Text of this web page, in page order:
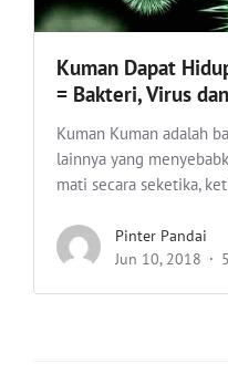
Kuman Dapat
= Bakteri, Virus
Kuman Kuman adalah
lainnya yang
mati secara seketika,
Pinter Pandai
Jun 10, 2018